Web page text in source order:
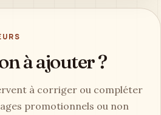
à ajouter ?
à corriger ou compléter
promotionnels ou non